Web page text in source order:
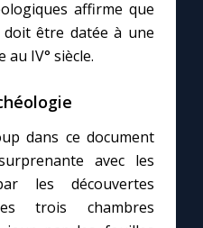
affirme que
être datée à une
IV° siècle.
dans ce document
avec les
les découvertes
trois chambres